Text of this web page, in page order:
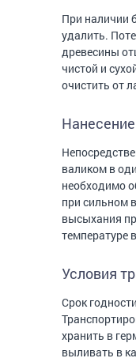
При наличии
удалить.
древесины
чистой и
очистить от
валиком в
необходимо
при сильном
высыхания
температуре
Условия
Срок
хранить в
выливать в